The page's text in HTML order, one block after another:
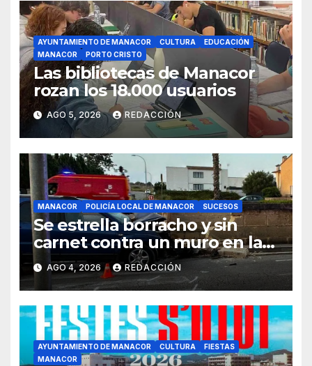
AYUNTAMIENTO DE MANACOR CULTURA
EDUCACIÓN
MANACOR
PORTO CRISTO
Las bibliotecas de Manacor
rozan los 18.000 usuarios
AGO 5, 2026 REDACCIÓN
MANACOR POLICÍA LOCAL DE MANACOR SUCESOS
Se estrella borracho y sin
carnet contra un muro en la
ronda del Port de Manacor y
lo destroza
AGO 4, 2026 REDACCIÓN
AYUNTAMIENTO DE MANACOR CULTURA
FIESTAS
MANACOR